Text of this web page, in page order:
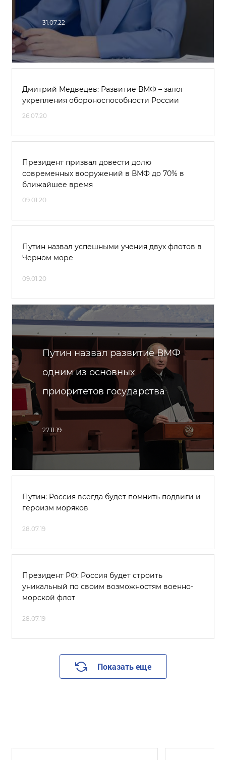
31.07.22
Дмитрий Медведев: Развитие ВМФ – залог
укрепления обороноспособности России
26.07.20
Президент призвал довести долю
современных вооружений в ВМФ до 70% в
ближайшее время
09.01.20
Путин назвал успешными учения двух флотов в
Черном море
09.01.20
Путин назвал развитие ВМФ
одним из основных
приоритетов государства
27.11.19
Путин: Россия всегда будет помнить подвиги и
героизм моряков
28.07.19
Президент РФ: Россия будет строить
уникальный по своим возможностям военно-
морской флот
28.07.19
Показать еще